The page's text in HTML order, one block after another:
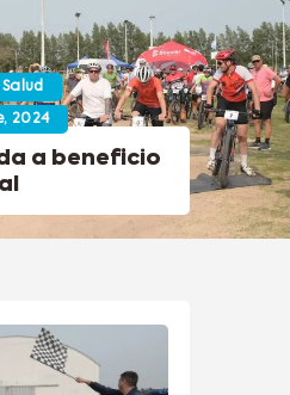
Salud
2024
a beneficio